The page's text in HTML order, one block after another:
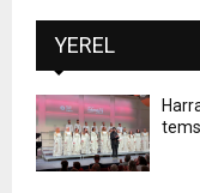
YEREL